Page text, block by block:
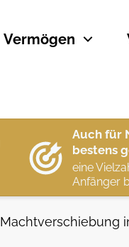
Vermögen
Auch für
bestens
eine
Anfänger
Machtverschiebung